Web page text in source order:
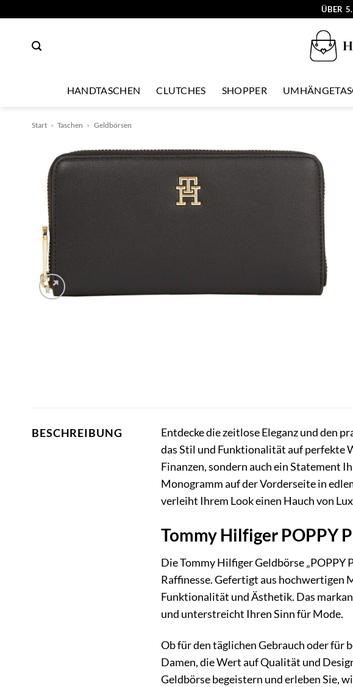
springen
ÜBER
HANDTASCHEN CLUTCHES SHOPPER
Start » Taschen » Geldbörsen
BESCHREIBUNG Entdecke die zeitlose Eleganz und den
das Stil und Funktionalität auf perfekte
Finanzen, sondern auch ein Statement
Monogramm auf der Vorderseite in
verleiht Ihrem Look einen Hauch von
Tommy Hilfiger POPPY
Die Tommy Hilfiger Geldbörse „POPPY
Raffinesse. Gefertigt aus hochwertigen
Funktionalität und Ästhetik. Das
und unterstreicht Ihren Sinn für Mode.
Ob für den täglichen Gebrauch oder für
Damen, die Wert auf Qualität und
Geldbörse begeistern und erleben Sie,